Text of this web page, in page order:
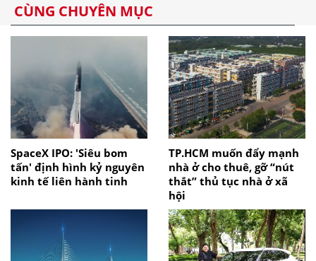
CÙNG CHUYÊN MỤC
SpaceX IPO: 'Siêu bom
tấn' định hình kỷ nguyên
kinh tế liên hành tinh
TP.HCM muốn đẩy mạnh
nhà ở cho thuê, gỡ “nút
thắt” thủ tục nhà ở xã
hội